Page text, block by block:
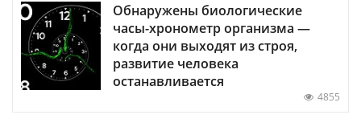
Обнаружены биологические
часы-хронометр организма —
когда они выходят из строя,
развитие человека
останавливается
4855